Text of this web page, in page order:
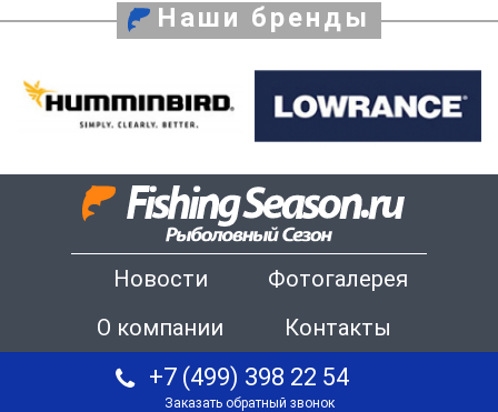
Наши бренды
Новости
Фотогалерея
О компании
Контакты
+7 (499) 398 22 54
Заказать обратный звонок